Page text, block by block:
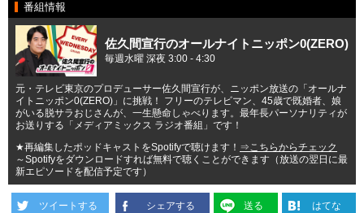
番組情報
佐久間宣行のオールナイトニッポン0(ZERO)
毎週水曜 深夜 3:00 - 4:30
元・テレビ東京のプロデューサー佐久間宣行が、ニッポン放送の「オールナ
イトニッポン0(ZERO)」に挑戦！ フリーのテレビマン、45歳で既婚者、娘
がいる脱サラおじさんが、一生懸命しゃべります。最年長パーソナリティが
お送りする「メディアミックス ラジオ番組」です！
★再編集したポッドキャストをSpotifyで聴けます！ ⇒こちらからチェック
～Spotifyをダウンロードすれば無料で聴くことができます（放送の翌日に最
新エピソードを配信予定です）
ツイートする シェアする 送る はてな